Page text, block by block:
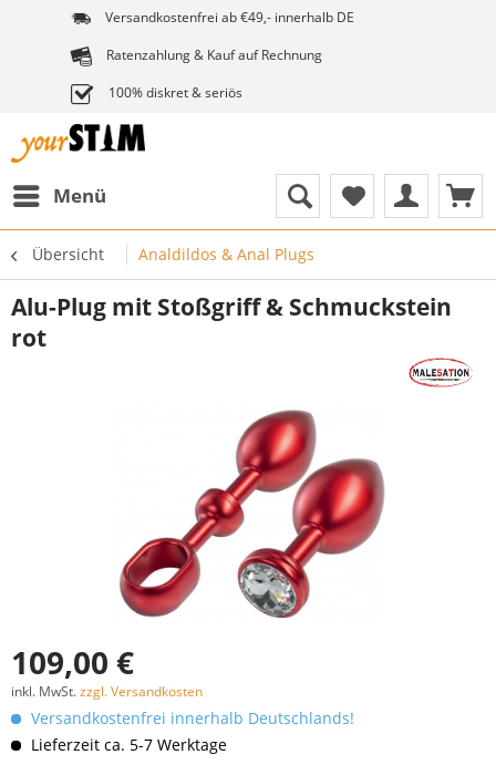
Versandkostenfrei ab €49,- innerhalb DE
Ratenzahlung & Kauf auf Rechnung
100% diskret & seriös
Menü
Übersicht Analdildos & Anal Plugs
Alu-Plug mit Stoßgriff & Schmuckstein
rot
109,00 €
inkl. MwSt.zzgl. Versandkosten
Versandkostenfrei innerhalb Deutschlands!
Lieferzeit ca. 5-7 Werktage